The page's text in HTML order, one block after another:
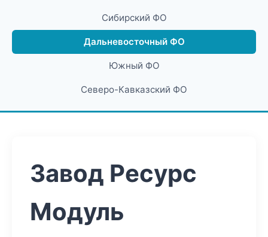
Сибирский ФО
Дальневосточный ФО
Южный ФО
Северо-Кавказский ФО
Завод Ресурс
Модуль